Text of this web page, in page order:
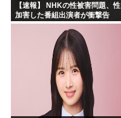
【速報】 NHKの性被害問題、性
加害した番組出演者が衝撃告
白！